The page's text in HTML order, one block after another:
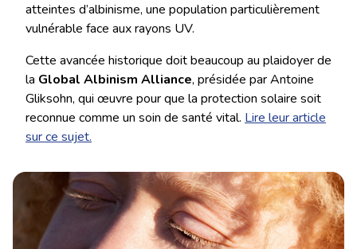
atteintes d’albinisme, une population particulièrement
vulnérable face aux rayons UV.
Cette avancée historique doit beaucoup au plaidoyer de
la Global Albinism Alliance, présidée par Antoine
Gliksohn, qui œuvre pour que la protection solaire soit
reconnue comme un soin de santé vital. Lire leur article
sur ce sujet.